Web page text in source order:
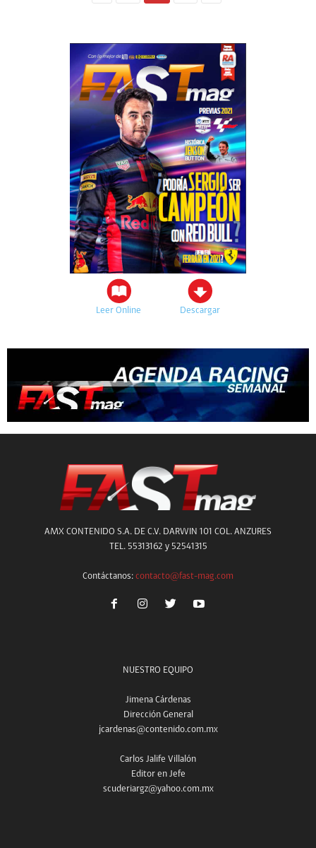
Leer Online Descargar
AMX CONTENIDO S.A. DE C.V. DARWIN 101 COL. ANZURES
TEL. 55313162 y 52541315
Contáctanos: contacto@fast-mag.com
NUESTRO EQUIPO
Jimena Cárdenas
Dirección General
jcardenas@contenido.com.mx
Carlos Jalife Villalón
Editor en Jefe
scuderiargz@yahoo.com.mx